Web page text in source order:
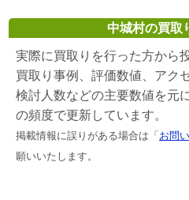
中城村の買取
実際に買取りを行った方から
買取り事例、評価数値、アク
検討人数などの主要数値を元
の頻度で更新しています。
掲載情報に誤りがある場合は「 お問
願いいたします。